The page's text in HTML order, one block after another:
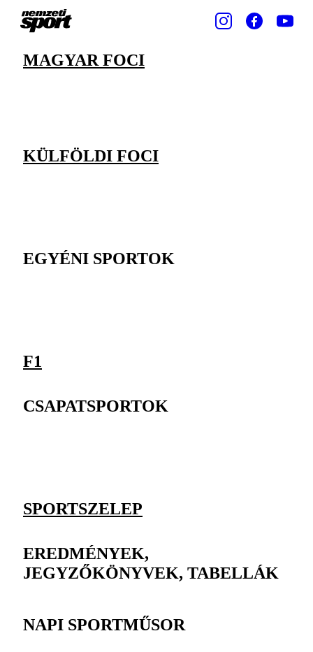
MAGYAR FOCI
KÜLFÖLDI FOCI
EGYÉNI SPORTOK
F1
CSAPATSPORTOK
SPORTSZELEP
EREDMÉNYEK,
JEGYZŐKÖNYVEK, TABELLÁK
NAPI SPORTMŰSOR